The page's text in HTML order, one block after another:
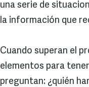
una serie de
la información que
Cuando superan el
elementos para
preguntan: ¿quién